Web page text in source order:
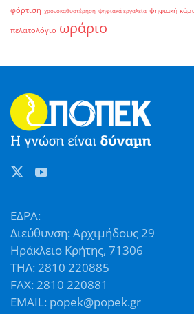
φόρτιση χρονοκαθυστέρηση ψηφιακά εργαλεία ψηφιακή
πελατολόγιο ωράριο
ΕΔΡΑ:
Διεύθυνση: Αρχιμήδους 29
Ηράκλειο Κρήτης, 71306
ΤΗΛ: 2810 220885
FAX: 2810 220881
EMAIL: popek@popek.gr